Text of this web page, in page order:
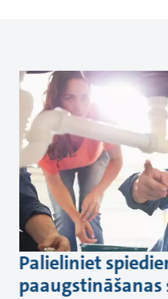
Palieliniet
paaugstināšanas